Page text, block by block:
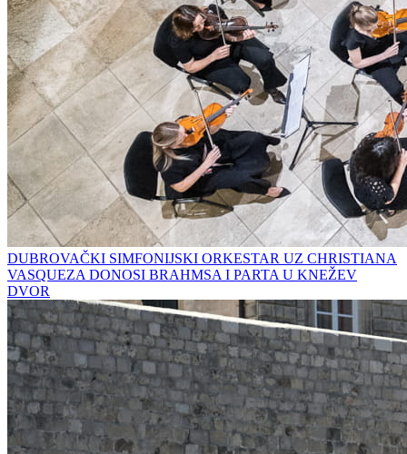
DUBROVAČKI SIMFONIJSKI ORKESTAR UZ CHRISTIANA
VASQUEZA DONOSI BRAHMSA I PARTA U KNEŽEV
DVOR